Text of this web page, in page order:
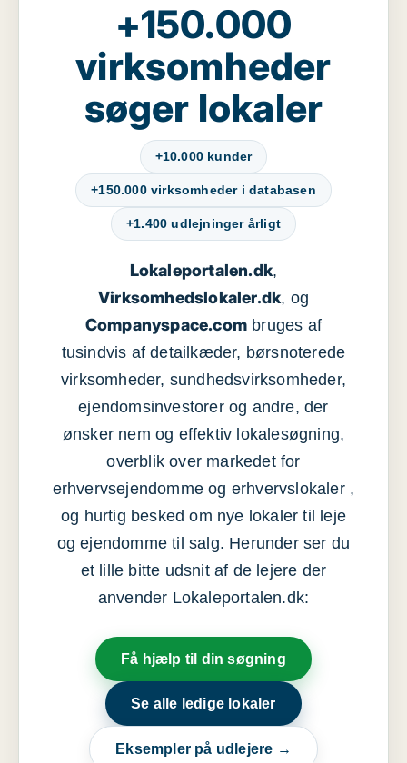
+150.000
virksomheder
søger lokaler
+10.000 kunder
+150.000 virksomheder i databasen
+1.400 udlejninger årligt
Lokaleportalen.dk,
Virksomhedslokaler.dk, og
Companyspace.com bruges af
tusindvis af detailkæder, børsnoterede
virksomheder, sundhedsvirksomheder,
ejendomsinvestorer og andre, der
ønsker nem og effektiv lokalesøgning,
overblik over markedet for
erhvervsejendomme og erhvervslokaler ,
og hurtig besked om nye lokaler til leje
og ejendomme til salg. Herunder ser du
et lille bitte udsnit af de lejere der
anvender Lokaleportalen.dk:
Få hjælp til din søgning
Se alle ledige lokaler
Eksempler på udlejere →